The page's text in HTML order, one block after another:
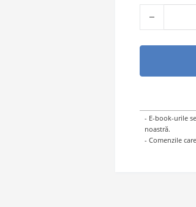
Cantitate
- E-book-urile
noastră.
- Comenzile